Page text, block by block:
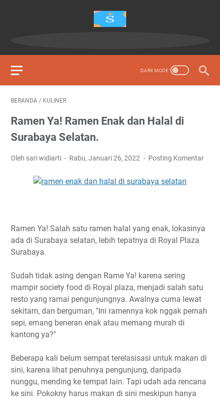
BERANDA / KULINER
Ramen Ya! Ramen Enak dan Halal di
Surabaya Selatan.
Oleh sari widiarti Rabu, Januari 26, 2022 Posting Komentar
Ramen Ya! Salah satu ramen halal yang enak, lokasinya
ada di Surabaya selatan, lebih tepatnya di Royal Plaza
Surabaya.
Sudah tidak asing dengan Rame Ya! karena sering
mampir society food di Royal plaza, menjadi salah satu
resto yang ramai pengunjungnya. Awalnya cuma lewat
sekitarn, dan berguman, "Ini ramennya kok nggak pernah
sepi, emang beneran enak atau memang murah di
kantong ya?"
Beberapa kali belum sempat terelasisasi untuk makan di
sini, karena lihat penuhnya pengunjung, daripada
nunggu, mending ke tempat lain. Tapi udah ada rencana
ke sini. Pokokny harus makan di sini meskipun hanya